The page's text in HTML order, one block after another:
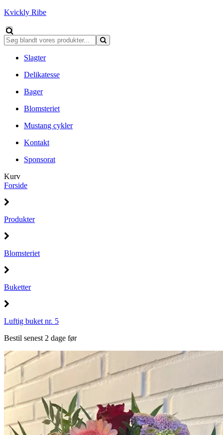
Kvickly Ribe
Slagter
Delikatesse
Bager
Blomsteriet
Mustang cykler
Kontakt
Sponsorat
Kurv
Forside
Produkter
Blomsteriet
Buketter
Luftig buket nr. 5
Bestil senest 2 dage før